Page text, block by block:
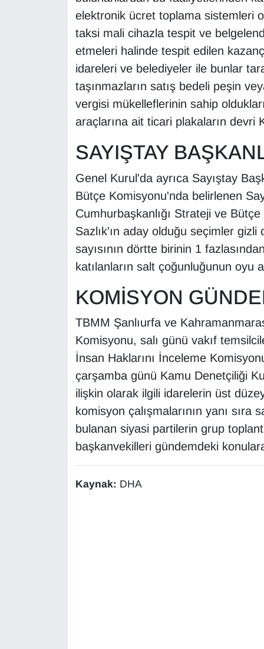
elektronik ücret toplama sistemleri
taksi mali cihazla tespit ve
etmeleri halinde tespit edilen
idareleri ve belediyeler ile bunlar
taşınmazların satış bedeli peşin
vergisi mükelleflerinin sahip
araçlarına ait ticari plakaların devri
SAYIŞTAY
Genel Kurul'da ayrıca Sayıştay
Bütçe Komisyonu'nda belirlenen
Cumhurbaşkanlığı Strateji ve
Sazlık'ın aday olduğu seçimler
sayısının dörtte birinin 1
katılanların salt çoğunluğunun oyu
KOMİSYON
TBMM Şanlıurfa ve
Komisyonu, salı günü vakıf
İnsan Haklarını İnceleme
çarşamba günü Kamu Denetçiliği
ilişkin olarak ilgili idarelerin üst
komisyon çalışmalarının yanı
bulanan siyasi partilerin grup
başkanvekilleri gündemdeki
Kaynak: DHA
MAGAZİN
ONE EKONOMİ
POLİTİKA
Resmi İlanlar
RÖPORTAJ
Sinema - TV
TEKNOLOJİ
VAN'DA SPOR